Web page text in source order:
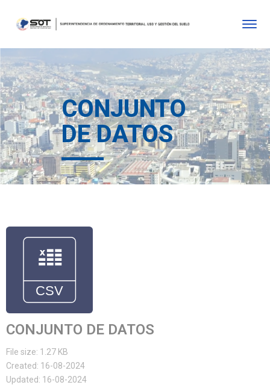
CONJUNTO
DE DATOS
CONJUNTO DE DATOS
File size: 1.27 KB
Created: 16-08-2024
Updated: 16-08-2024